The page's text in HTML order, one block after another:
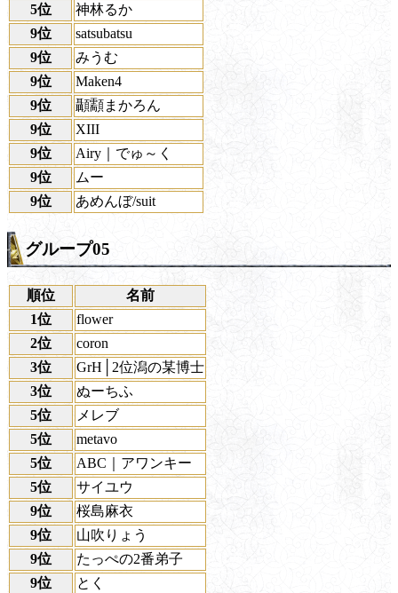
5位
神林るか
9位
satsubatsu
9位
みうむ
9位
Maken4
9位
顳顬まかろん
9位
XIII
9位
Airy｜でゅ～く
9位
ムー
9位
あめんぼ/suit
グループ05
順位
名前
1位
flower
2位
coron
3位
GrH│2位潟の某博士
3位
ぬーちふ
5位
メレブ
5位
metavo
5位
ABC｜アワンキー
5位
サイユウ
9位
桜島麻衣
9位
山吹りょう
9位
たっぺの2番弟子
9位
とく